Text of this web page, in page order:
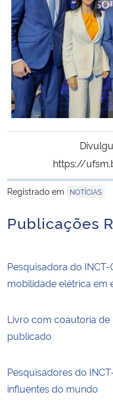
https://
Registrado em
NOTÍCIAS
Publicações
Pesquisadora do
mobilidade elétrica em
Livro com coautoria de
publicado
Pesquisadores do
influentes do mundo